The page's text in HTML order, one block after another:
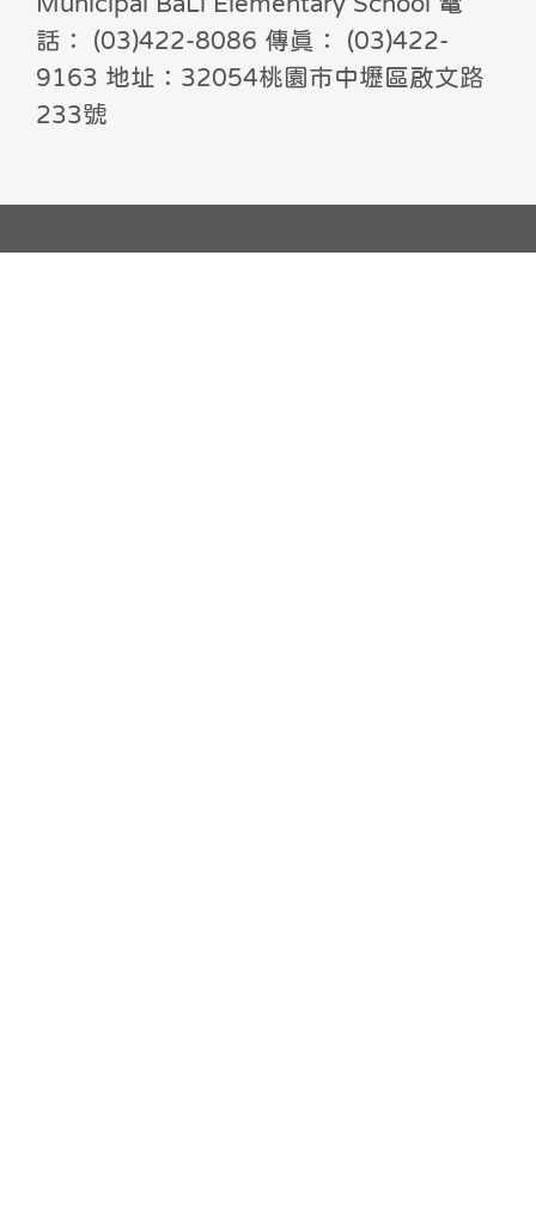
話： (03)422-8086 傳真： (03)422-
9163 地址：32054桃園市中壢區啟文路
233號